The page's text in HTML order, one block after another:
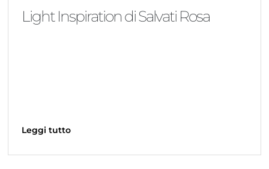
Light Inspiration di Salvati Rosa
Leggi tutto